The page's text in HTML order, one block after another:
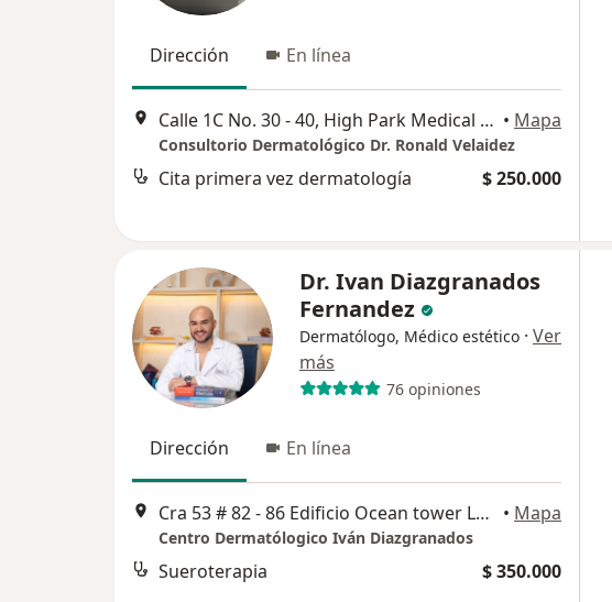
Dirección En línea
Calle 1C No. 30 - 40, High Park Medical Center, Barranquilla • Mapa
Consultorio Dermatológico Dr. Ronald Velaidez
Cita primera vez dermatología $ 250.000
Dr. Ivan Diazgranados
Fernandez
Dermatólogo, Médico estético · Ver
más
76 opiniones
Dirección En línea
Cra 53 # 82 - 86 Edificio Ocean tower Local 101, Barranquilla • Mapa
Centro Dermatólogico Iván Diazgranados
Sueroterapia $ 350.000